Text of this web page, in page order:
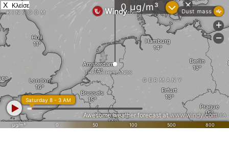
X Κλείσε